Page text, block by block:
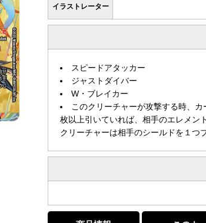
イラストレーター
スピードアタッカー
ジャストダイバー
W・ブレイカー
このクリーチャーが攻撃する時、
枚以上引いていれば、相手のエレメン
クリーチャーは相手のシールドを１つ